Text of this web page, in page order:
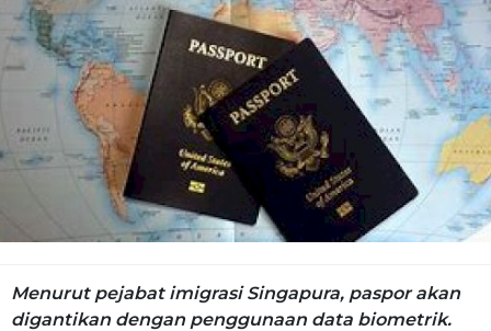
Menurut pejabat imigrasi Singapura, paspor akan
digantikan dengan penggunaan data biometrik.